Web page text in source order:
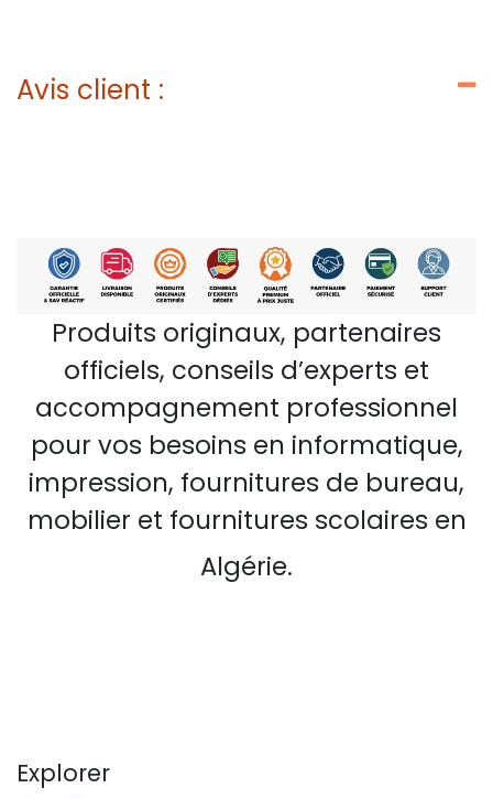
Avis client :
Produits originaux, partenaires
officiels, conseils d’experts et
accompagnement professionnel
pour vos besoins en informatique,
impression, fournitures de bureau,
mobilier et fournitures scolaires en
Algérie.
Explorer